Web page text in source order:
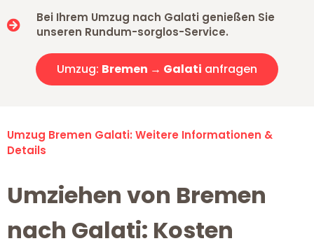
Bei Ihrem Umzug nach Galati genießen Sie
unseren Rundum-sorglos-Service.
Umzug: Bremen → Galati anfragen
Umzug Bremen Galati: Weitere Informationen &
Details
Umziehen von Bremen
nach Galati: Kosten